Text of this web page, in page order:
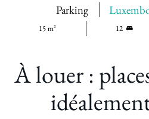
Parking
15 m² 12
À louer :